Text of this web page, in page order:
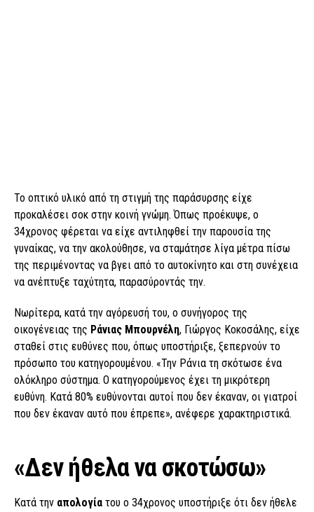
Το οπτικό υλικό από τη στιγμή της παράσυρσης είχε
προκαλέσει σοκ στην κοινή γνώμη. Όπως προέκυψε, ο
34χρονος φέρεται να είχε αντιληφθεί την παρουσία της
γυναίκας, να την ακολούθησε, να σταμάτησε λίγα μέτρα πίσω
της περιμένοντας να βγει από το αυτοκίνητο και στη συνέχεια
να ανέπτυξε ταχύτητα, παρασύροντάς την.
Νωρίτερα, κατά την αγόρευσή του, ο συνήγορος της
οικογένειας της Ράνιας Μπουρνέλη, Γιώργος Κοκοσάλης, είχε
σταθεί στις ευθύνες που, όπως υποστήριξε, ξεπερνούν το
πρόσωπο του κατηγορουμένου. «Την Ράνια τη σκότωσε ένα
ολόκληρο σύστημα. Ο κατηγορούμενος έχει τη μικρότερη
ευθύνη. Κατά 80% ευθύνονται αυτοί που δεν έκαναν, οι γιατροί
που δεν έκαναν αυτό που έπρεπε», ανέφερε χαρακτηριστικά.
«Δεν ήθελα να σκοτώσω»
Κατά την απολογία του ο 34χρονος υποστήριξε ότι δεν ήθελε